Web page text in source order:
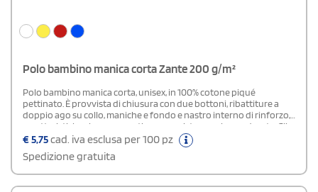
Polo bambino manica corta Zante 200 g/m²
Polo bambino manica corta, unisex, in 100% cotone piqué
pettinato. È provvista di chiusura con due bottoni, ribattiture a
doppio ago su collo, maniche e fondo e nastro interno di rinforzo,
caratteristiche che ne garantiscono resistenza e lunga durata. Gli
spacchi laterali assicurano maggiore comfort nei movimenti ed è
presente un bottone di ricambio. I colori, reattivi e vivaci,
mantengono brillantezza anche dopo numerosi
lavaggi.Composizione: 100% cotone piquè pettinato.TAGLIE:
XXXXS (6 anni); XXXS (8/10 anni); XXS (12 anni); XS (14 anni).
€5,75cad. iva esclusa per 100 pz
Spedizione gratuita